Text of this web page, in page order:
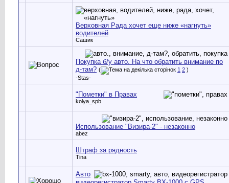
Верховная Рада хочет еще ниже «нагнуть»
водителей
Сашик
Покупка б/у авто. На что обратить внимание по
д-там? ( 1 2 )
-Stas-
"Пометки" в Правах
kolya_spb
Использование "Визира-2" - незаконно
abez
Штраф за рядность
Tina
Авто